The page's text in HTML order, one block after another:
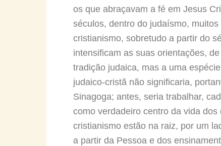
os que abraçavam a fé em Jesus
séculos, dentro do judaísmo,
cristianismo, sobretudo a partir do
intensificam as suas orientações,
tradição judaica, mas a uma
judaico-cristã não significaria,
Sinagoga; antes, seria trabalhar,
como verdadeiro centro da vida
cristianismo estão na raiz, por um
a partir da Pessoa e dos